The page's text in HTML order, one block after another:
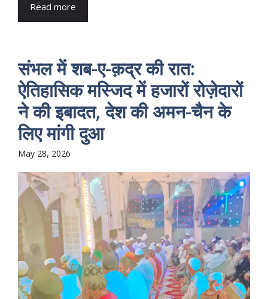
Read more
संभल में शब-ए-क़द्र की रात:
ऐतिहासिक मस्जिद में हजारों रोज़ेदारों
ने की इबादत, देश की अमन-चैन के
लिए मांगी दुआ
May 28, 2026